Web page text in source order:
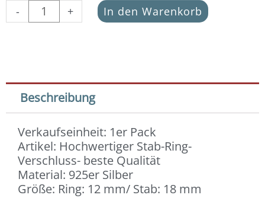
-
Verschluss
925
Qualität
mm
+ In den Warenkorb
Beschreibung
Verkaufseinheit: 1er Pack
Artikel: Hochwertiger Stab-Ring-
Verschluss- beste Qualität
Material: 925er Silber
Größe: Ring: 12 mm/ Stab: 18 mm